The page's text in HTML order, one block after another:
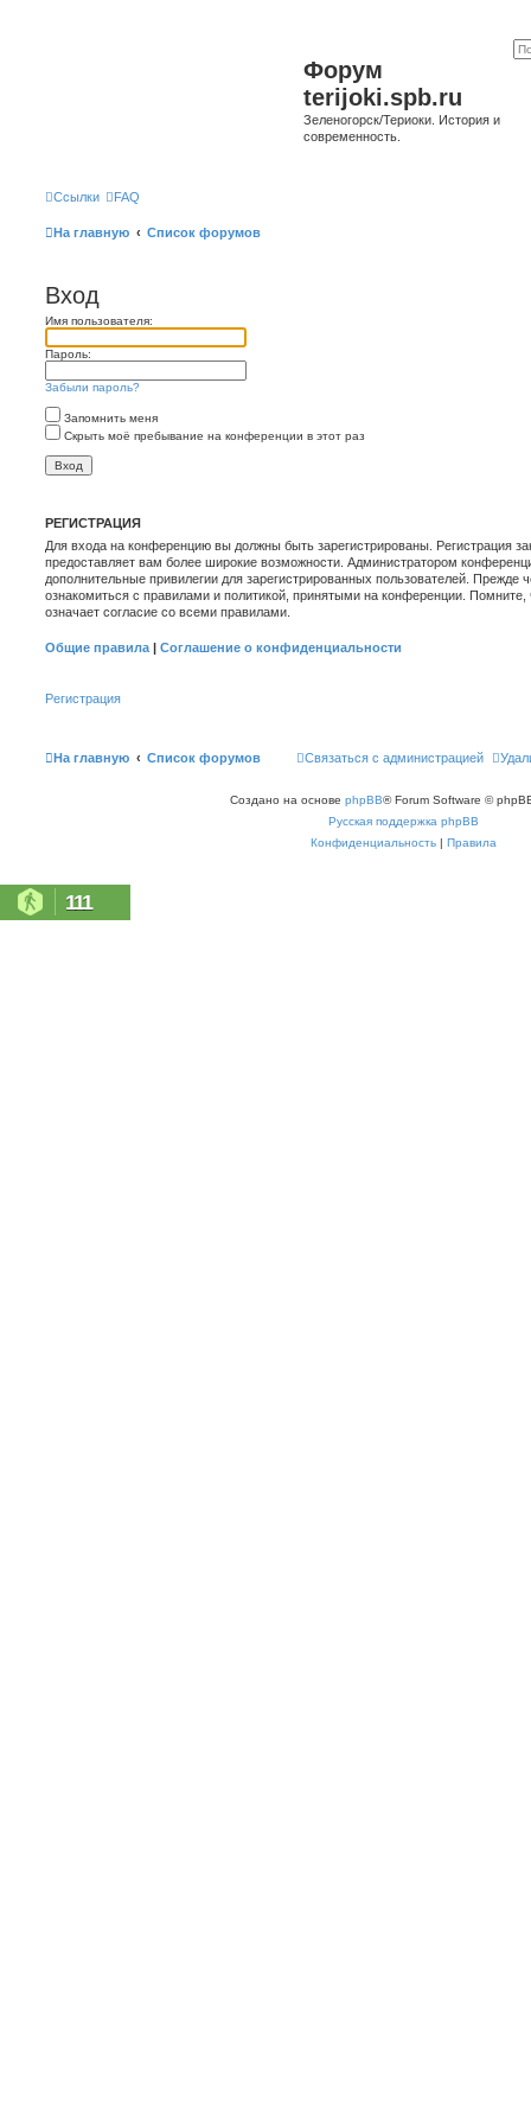
Форум
terijoki.spb.ru
Зеленогорск/Териоки. История и
современность.
Ссылки FAQ
На главную Список форумов
Вход
Имя пользователя:
Пароль:
Забыли пароль?
Запомнить меня
Скрыть моё пребывание на конференции в этот раз
РЕГИСТРАЦИЯ
Для входа на конференцию вы должны быть зарегистрированы. Регистрация
предоставляет вам более широкие возможности. Администратором
дополнительные привилегии для зарегистрированных пользователей. Прежде
ознакомиться с правилами и политикой, принятыми на конференции.
означает согласие со всеми правилами.
Общие правила | Соглашение о конфиденциальности
Регистрация
На главную Список форумов Связаться с администрацией
Создано на основе phpBB® Forum Software ©
Русская поддержка phpBB
Конфиденциальность | Правила
111